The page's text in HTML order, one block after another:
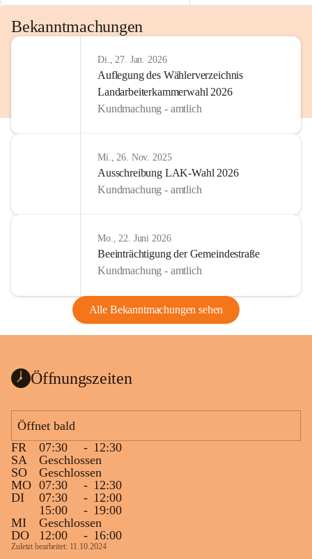
Bekanntmachungen
Di., 27. Jan. 2026
Auflegung des Wählerverzeichnis
Landarbeiterkammerwahl 2026
Kundmachung - amtlich
Mi., 26. Nov. 2025
Ausschreibung LAK-Wahl 2026
Kundmachung - amtlich
Mo., 22. Juni 2026
Beeinträchtigung der Gemeindestraße
Kundmachung - amtlich
Alle Bekanntmachungen sehen
Öffnungszeiten
Öffnet bald
FR
07:30 - 12:30
SA
Geschlossen
SO
Geschlossen
MO 07:30 - 12:30
DI
07:30 - 12:00
15:00
- 19:00
MI
Geschlossen
DO
12:00 - 16:00
Zuletzt bearbeitet: 11.10.2024